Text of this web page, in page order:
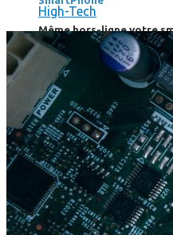
Même hors-ligne votre
High-Tech